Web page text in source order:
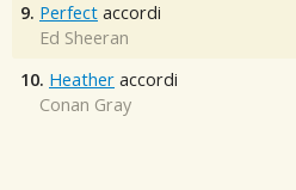
9. Perfect accordi
Ed Sheeran
10. Heather accordi
Conan Gray